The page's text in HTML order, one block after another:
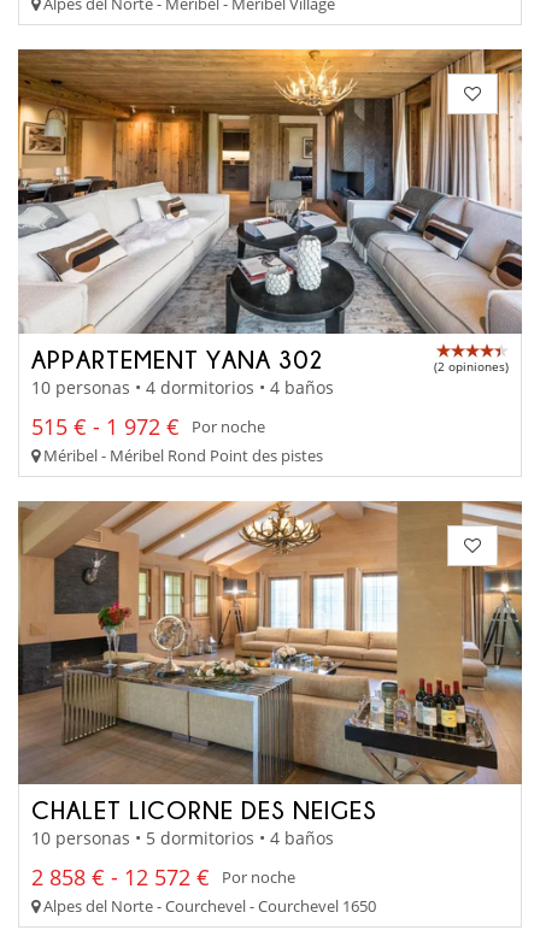
APPARTEMENT YANA 302 (2 opiniones)
10 personas • 4 dormitorios • 4 baños
515 € - 1 972 €
Por noche
Méribel - Méribel Rond Point des pistes
CHALET LICORNE DES NEIGES
10 personas • 5 dormitorios • 4 baños
2 858 € - 12 572 €
Por noche
Alpes del Norte - Courchevel - Courchevel 1650